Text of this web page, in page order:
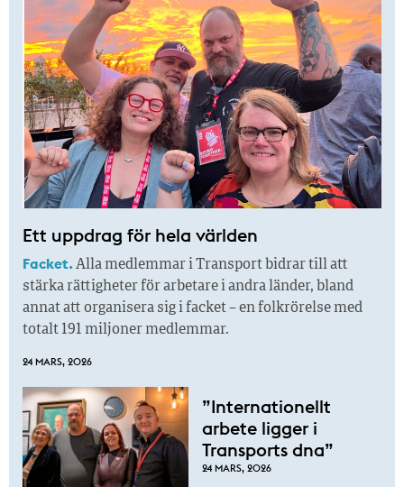
Ett uppdrag för hela världen
Facket.Alla medlemmar i Transport bidrar till att
stärka rättigheter för arbetare i andra länder, bland
annat att organisera sig i facket – en folkrörelse med
totalt 191 miljoner medlemmar.
24 MARS, 2026
”Internationellt
arbete ligger i
Transports dna”
24 MARS, 2026